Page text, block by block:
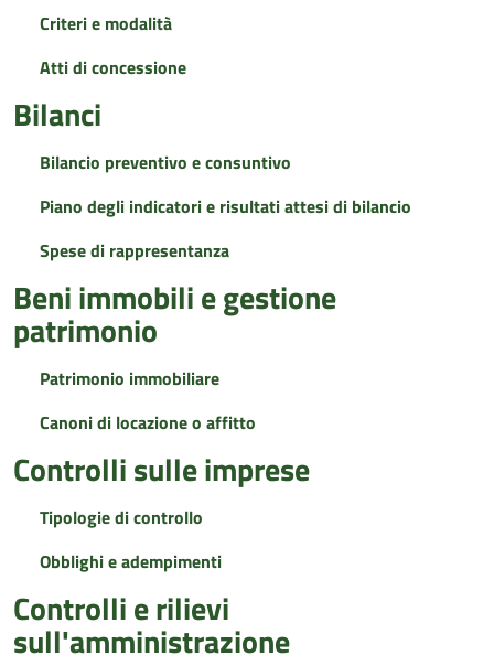
Criteri e modalità
Atti di concessione
Bilanci
Bilancio preventivo e consuntivo
Piano degli indicatori e risultati attesi di bilancio
Spese di rappresentanza
Beni immobili e gestione
patrimonio
Patrimonio immobiliare
Canoni di locazione o affitto
Controlli sulle imprese
Tipologie di controllo
Obblighi e adempimenti
Controlli e rilievi
sull'amministrazione